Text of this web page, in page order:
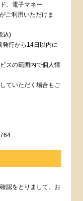
、電子マネー
ご利用いただけま
込)
発行から14日以内に
スの範囲内で個人情
ていただく場合もご
認をとりまして、お